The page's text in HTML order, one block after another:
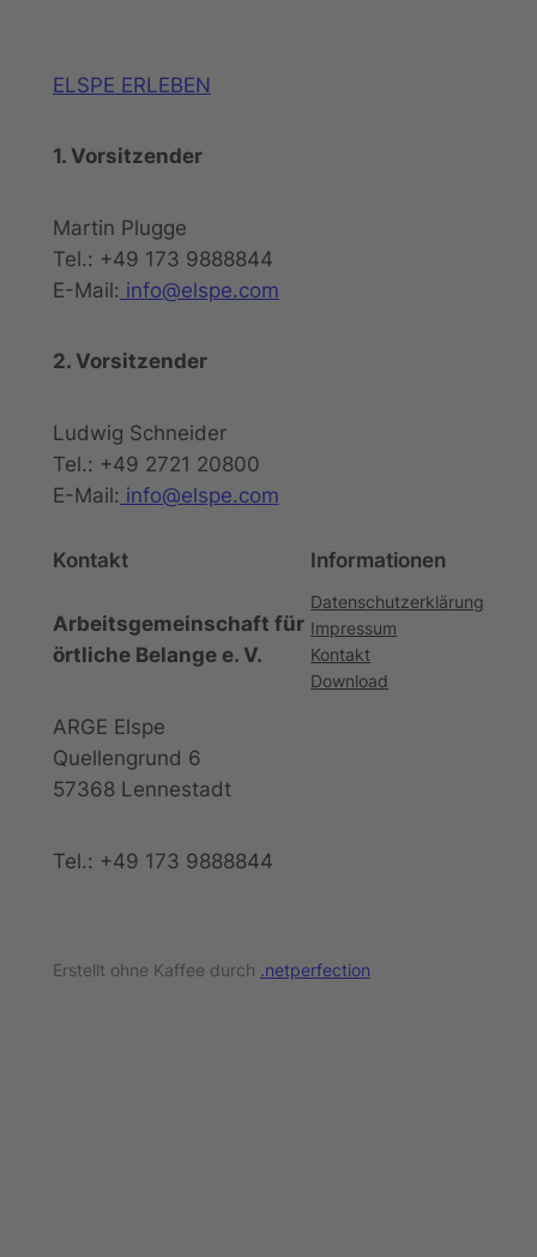
ELSPE ERLEBEN
1. Vorsitzender
Martin Plugge
Tel.: +49 173 9888844
E-Mail: info@elspe.com
2. Vorsitzender
Ludwig Schneider
Tel.: +49 2721 20800
E-Mail: info@elspe.com
Kontakt
Arbeitsgemeinschaft für
örtliche Belange e. V.
ARGE Elspe
Quellengrund 6
57368 Lennestadt
Tel.: +49 173 9888844
Informationen
Datenschutzerklärung
Impressum
Kontakt
Download
Erstellt ohne Kaffee durch .netperfection